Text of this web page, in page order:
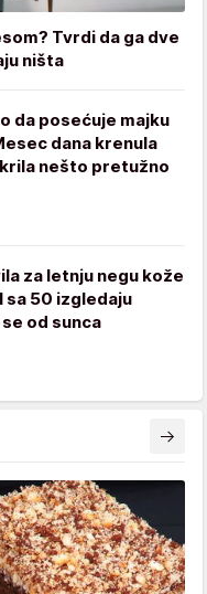
Tvrdi da ga dve
ništa
da posećuje majku
dana krenula
nešto pretužno
za letnju negu kože
sa 50 izgledaju
od sunca